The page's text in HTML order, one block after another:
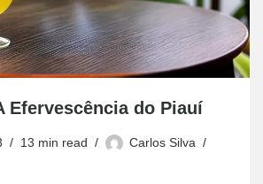
Efervescência do Piauí
13 min read
Carlos Silva